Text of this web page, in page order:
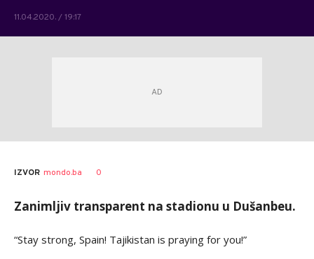
11.04.2020. / 19:17
IZVOR mondo.ba 0
Zanimljiv transparent na stadionu u Dušanbeu.
“Stay strong, Spain! Tajikistan is praying for you!”